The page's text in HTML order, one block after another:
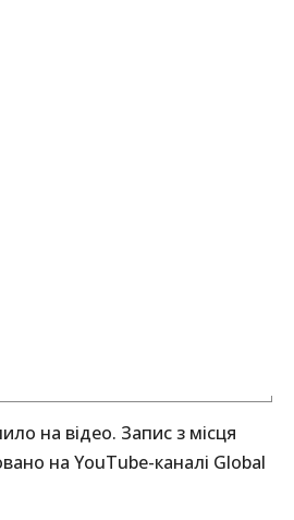
на відео. Запис з місця
на YouTube-каналі Global